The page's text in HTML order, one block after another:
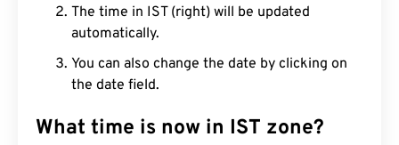
The time in IST (right) will be updated
automatically.
You can also change the date by clicking on
the date field.
What time is now in IST zone?